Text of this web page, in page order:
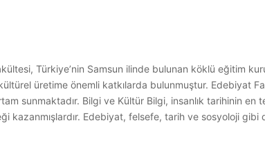
Türkiye’nin Samsun ilinde bulunan köklü eğitim
üretime önemli katkılarda bulunmuştur. Edebiyat
sunmaktadır. Bilgi ve Kültür Bilgi, insanlık tarihinin en
kazanmışlardır. Edebiyat, felsefe, tarih ve sosyoloji gibi